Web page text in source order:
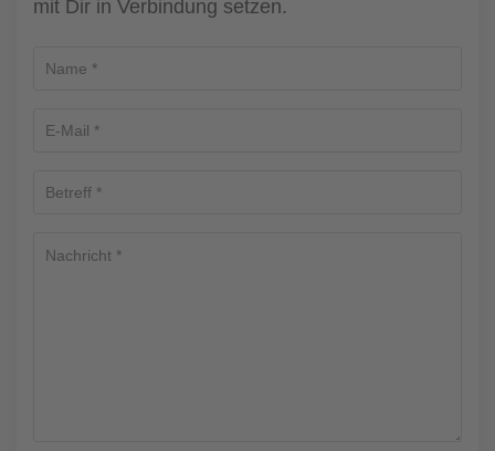
mit Dir in Verbindung setzen.